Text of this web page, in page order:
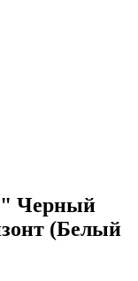
Черный
(Белый